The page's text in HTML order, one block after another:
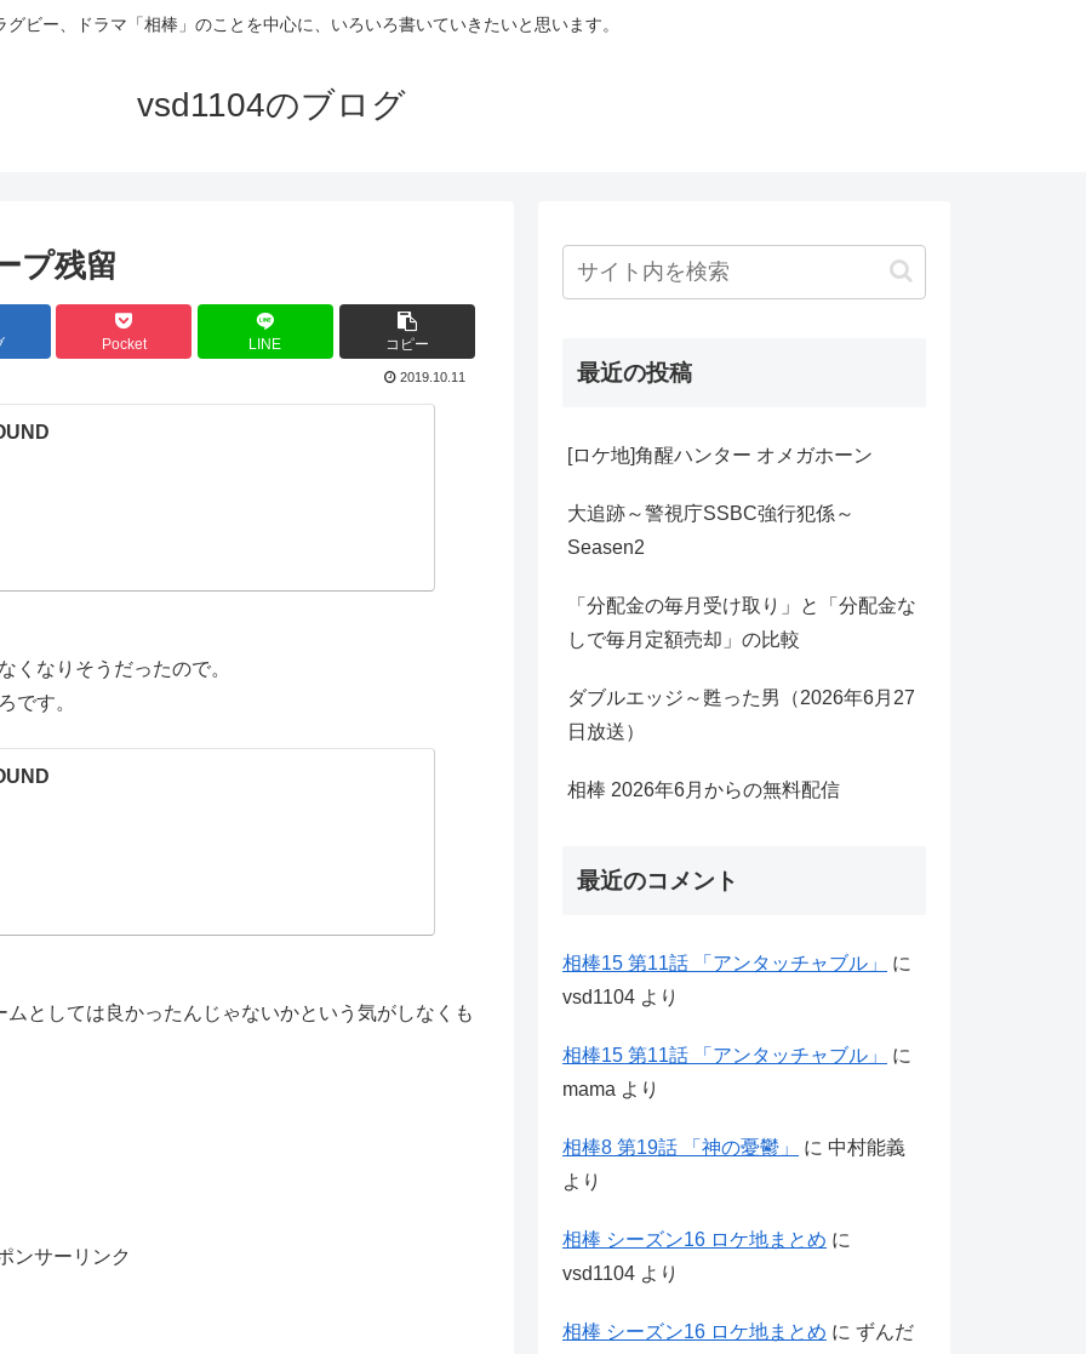
グビー、ドラマ「相棒」のことを中心に、いろいろ書いていきたいと思います。
vsd1104のブログ
プ残留
Pocket LINE コピー
2019.10.11
くなりそうだったので。
です。
としては良かったんじゃないかという気がしなくも
ンサーリンク
最近の投稿
[ロケ地]角醒ハンター オメガホーン
大追跡～警視庁SSBC強行犯係～
Seasen2
「分配金の毎月受け取り」と「分配金な
しで毎月定額売却」の比較
ダブルエッジ～甦った男（2026年6月27
日放送）
相棒 2026年6月からの無料配信
最近のコメント
相棒15 第11話 「アンタッチャブル」
に
vsd1104 より
相棒15 第11話 「アンタッチャブル」
に
mama より
相棒8 第19話 「神の憂鬱」 に 中村能義
より
相棒 シーズン16 ロケ地まとめ に
vsd1104 より
相棒 シーズン16 ロケ地まとめ に ずんだ